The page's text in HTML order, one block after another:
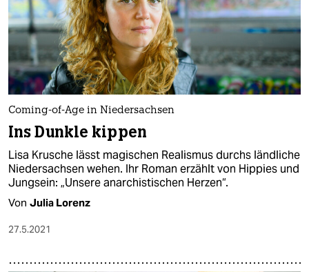
Coming-of-Age in Niedersachsen
Ins Dunkle kippen
Lisa Krusche lässt magischen Realismus durchs ländliche
Niedersachsen wehen. Ihr Roman erzählt von Hippies und
Jungsein: „Unsere anarchistischen Herzen“.
Von Julia Lorenz
27.5.2021